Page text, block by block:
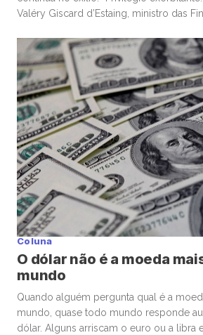
Valéry Giscard d’Estaing, ministro das
Unidos de financiar déficits em sua
assim, ser premiado com confiança
mundo […]
Coluna
O dólar não é a moeda
mundo
Quando alguém pergunta qual é a
mundo, quase todo mundo responde
dólar. Alguns arriscam o euro ou a libra